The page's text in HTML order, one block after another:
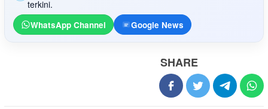
terkini.
WhatsApp Channel Google News
SHARE